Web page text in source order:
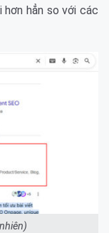
hẳn so với các